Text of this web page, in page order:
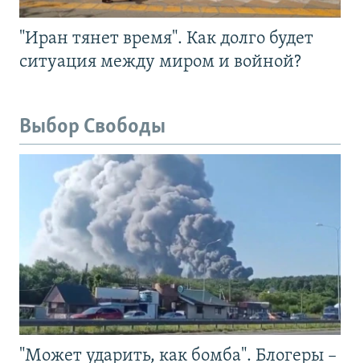
"Иран тянет время". Как долго будет
ситуация между миром и войной?
Выбор Свободы
"Может ударить, как бомба". Блогеры –